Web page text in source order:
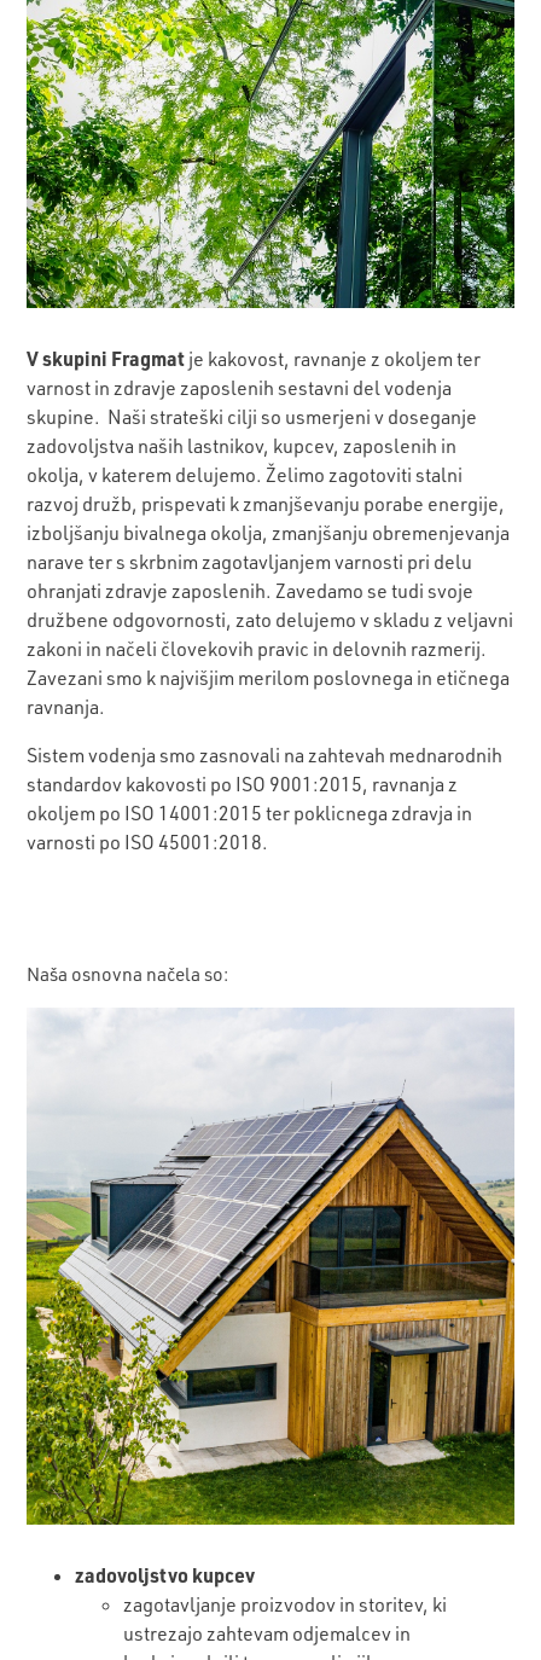
Vskupini Fragmat je kakovost, ravnanje z okoljem ter
varnost in zdravje zaposlenih sestavni del vodenja
skupine. Naši strateški cilji so usmerjeni v doseganje
zadovoljstva naših lastnikov, kupcev, zaposlenih in
okolja, v katerem delujemo. Želimo zagotoviti stalni
razvoj družb, prispevati k zmanjševanju porabe energije,
izboljšanju bivalnega okolja, zmanjšanju obremenjevanja
narave ter s skrbnim zagotavljanjem varnosti pri delu
ohranjati zdravje zaposlenih. Zavedamo se tudi svoje
družbene odgovornosti, zato delujemo v skladu z veljavni
zakoni in načeli človekovih pravic in delovnih razmerij.
Zavezani smo k najvišjim merilom poslovnega in etičnega
ravnanja.
Sistem vodenja smo zasnovali na zahtevah mednarodnih
standardov kakovosti po ISO 9001:2015, ravnanja z
okoljem po ISO 14001:2015 ter poklicnega zdravja in
varnosti po ISO 45001:2018.
Naša osnovna načela so:
zadovoljstvo kupcev
zagotavljanje proizvodov in storitev, ki
ustrezajo zahtevam odjemalcev in